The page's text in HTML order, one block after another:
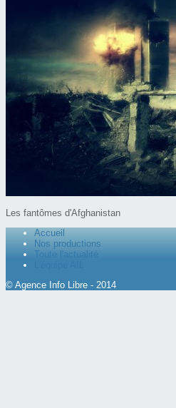
Les fantômes d'Afghanistan
Accueil
Nos productions
Toute l'actualité
© Agence Info Libre - 2014